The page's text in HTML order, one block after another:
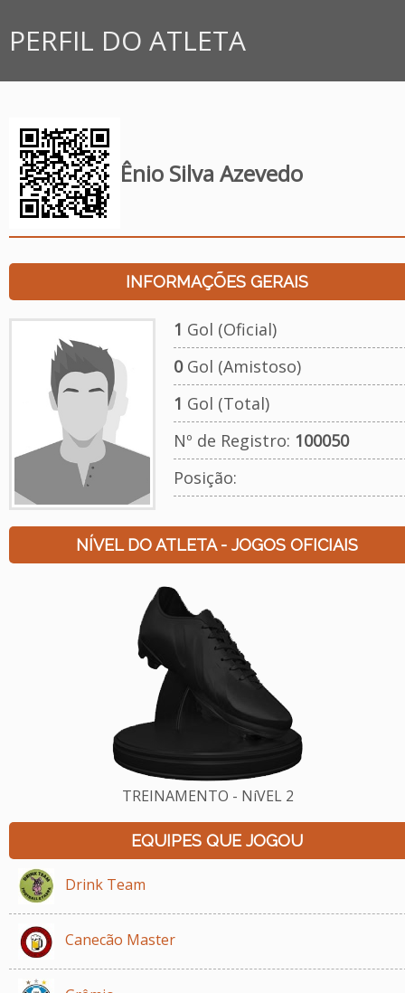
PERFIL DO ATLETA
Ênio Silva Azevedo
INFORMAÇÕES GERAIS
1 Gol (Oficial)
0Gol (Amistoso)
1 Gol (Total)
Nº de Registro: 100050
Posição:
NÍVEL DO ATLETA - JOGOS OFICIAIS
TREINAMENTO - NíVEL 2
EQUIPES QUE JOGOU
Drink Team
Canecão Master